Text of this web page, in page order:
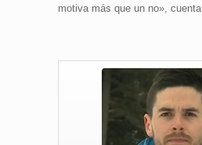
motiva más que un no», cuenta.